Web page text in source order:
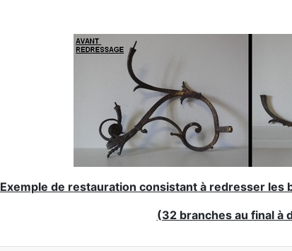
Exemple de restauration consistant à redresser les
(32 branches au final à